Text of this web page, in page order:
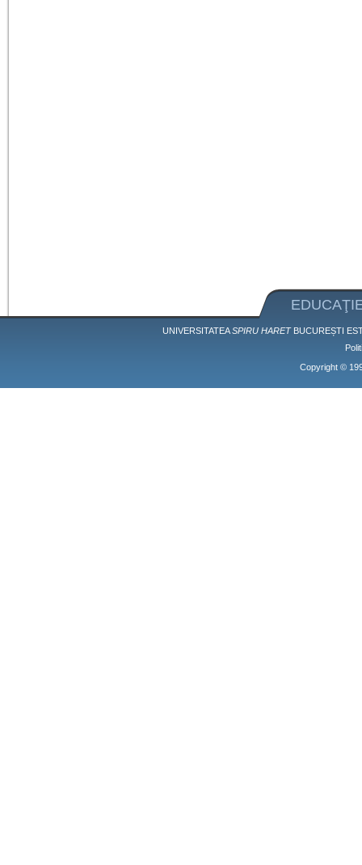
UNIVERSITATEASPIRU HARETBUCUREȘTI
Copyright ©